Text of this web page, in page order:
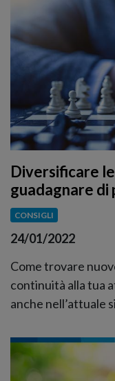
Diversificare
guadagnare di
CONSIGLI
24/01/2022
Come trovare
continuità alla tua
anche nell’attuale